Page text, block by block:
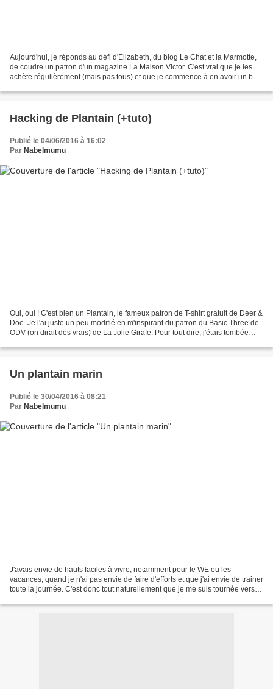
Aujourd'hui, je réponds au défi d'Elizabeth, du blog Le Chat et la Marmotte,
de coudre un patron d'un magazine La Maison Victor. C'est vrai que je les
achète régulièrement (mais pas tous) et que je commence à en avoir un bon
Hacking de Plantain (+tuto)
Publié le 04/06/2016 à 16:02
Par Nabelmumu
Oui, oui ! C'est bien un Plantain, le fameux patron de T-shirt gratuit de Deer &
Doe. Je l'ai juste un peu modifié en m'inspirant du patron du Basic Three de
ODV (on dirait des vrais) de La Jolie Girafe. Pour tout dire, j'étais tombée
Un plantain marin
Publié le 30/04/2016 à 08:21
Par Nabelmumu
J'avais envie de hauts faciles à vivre, notamment pour le WE ou les
vacances, quand je n'ai pas envie de faire d'efforts et que j'ai envie de trainer
toute la journée. C'est donc tout naturellement que je me suis tournée vers le